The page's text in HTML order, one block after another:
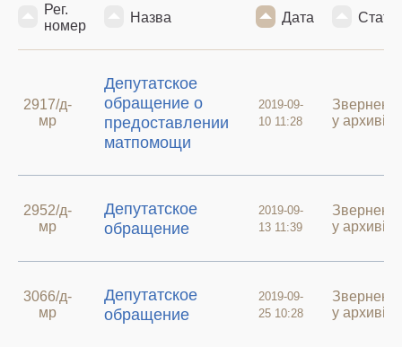
Рег.
номер
Назва Дата
2917/д-
мр
Депутатское
обращение о
предоставлении
матпомощи
2019-09-
10 11:28
у архиві
2952/д-
мр
Депутатское
обращение
2019-09-
13 11:39
у архиві
3066/д-
мр
Депутатское
обращение
2019-09-
25 10:28
у архиві